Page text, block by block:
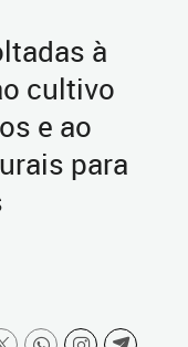
à
cultivo
e ao
para